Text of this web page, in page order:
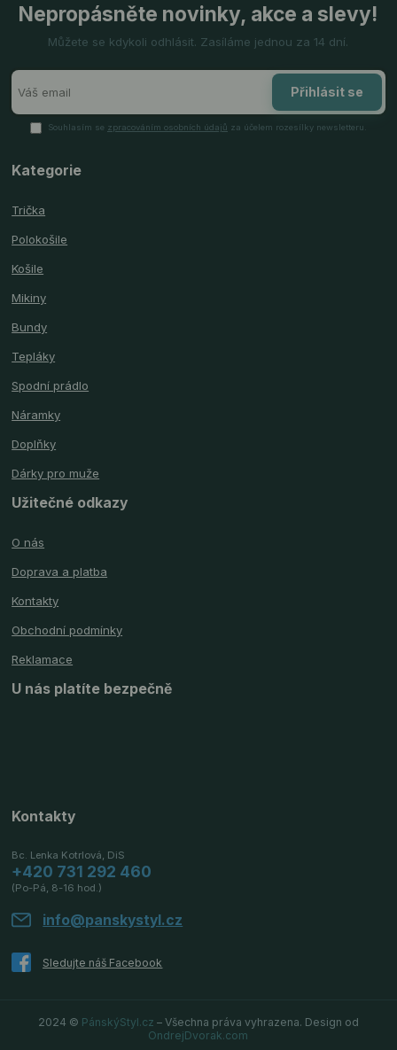
Nepropásněte novinky, akce a slevy!
Můžete se kdykoli odhlásit. Zasíláme jednou za 14 dní.
Přihlásit se
Souhlasím se zpracováním osobních údajů za účelem rozesílky newsletteru.
Kategorie
Trička
Polokošile
Košile
Mikiny
Bundy
Tepláky
Spodní prádlo
Náramky
Doplňky
Dárky pro muže
Užitečné odkazy
O nás
Doprava a platba
Kontakty
Obchodní podmínky
Reklamace
U nás platíte bezpečně
Kontakty
Bc. Lenka Kotrlová, DiS
+420 731 292 460
(Po-Pá, 8-16 hod.)
info@panskystyl.cz
2024 © PánskýStyl.cz – Všechna práva vyhrazena. Design od
OndrejDvorak.com